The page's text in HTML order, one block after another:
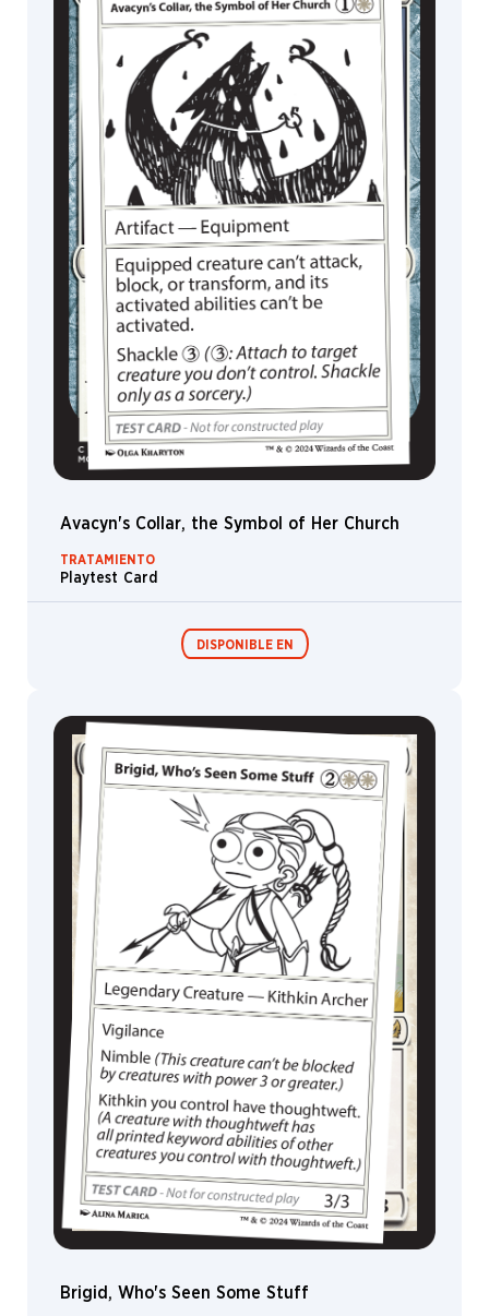
Dríada
Enano
Hada
Llanura
Lícido
Babosa
Cieno
Montaña
Víbora
Realm
Ángel
Jace
Karn
Hipopótamo
Asesino
Nutria
Luxior
Minsc
Omenpath
Escorpión
Yerbamala
Ulamog's
Central-
de-
energía
Perro
Científico
Champion
Sarkhan
Serra
Simio
Pantano
Esfinge
Spuzzem
Plebeyo
Aparición
MagicCon
Avacyn's Collar, the Symbol of Her Church
TRATAMIENTO
Playtest Card
DISPONIBLE EN
Festival in a
Box
Brigid, Who's Seen Some Stuff